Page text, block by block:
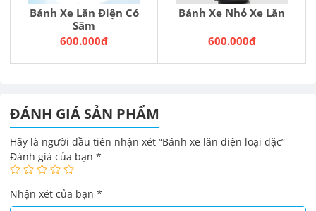
Bánh Xe Lăn Điện Có
Săm
600.000đ
Bánh Xe Nhỏ Xe Lăn
600.000đ
ĐÁNH GIÁ SẢN PHẨM
Hãy là người đầu tiên nhận xét “Bánh xe lăn điện loại đặc”
Đánh giá của bạn *
Nhận xét của bạn *